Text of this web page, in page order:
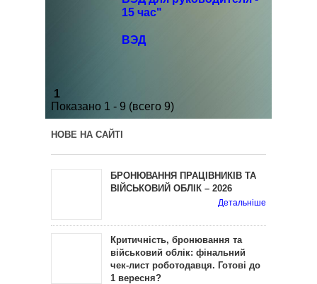
15 час"
ВЭД
1
Показано 1 - 9 (всего 9)
НОВЕ НА САЙТІ
БРОНЮВАННЯ ПРАЦІВНИКІВ ТА
ВІЙСЬКОВИЙ ОБЛІК – 2026
Детальніше
Критичність, бронювання та
військовий облік: фінальний
чек-лист роботодавця. Готові до
1 вересня?